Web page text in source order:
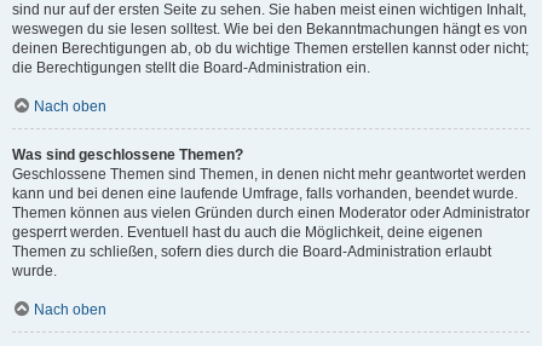
sind nur auf der ersten Seite zu sehen. Sie haben meist einen wichtigen Inhalt,
weswegen du sie lesen solltest. Wie bei den Bekanntmachungen hängt es von
deinen Berechtigungen ab, ob du wichtige Themen erstellen kannst oder nicht;
die Berechtigungen stellt die Board-Administration ein.
Nach oben
Was sind geschlossene Themen?
Geschlossene Themen sind Themen, in denen nicht mehr geantwortet werden
kann und bei denen eine laufende Umfrage, falls vorhanden, beendet wurde.
Themen können aus vielen Gründen durch einen Moderator oder Administrator
gesperrt werden. Eventuell hast du auch die Möglichkeit, deine eigenen
Themen zu schließen, sofern dies durch die Board-Administration erlaubt
wurde.
Nach oben